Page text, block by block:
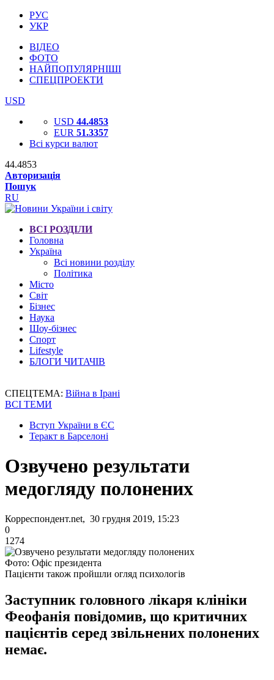
РУС
УКР
ВІДЕО
ФОТО
НАЙПОПУЛЯРНІШІ
СПЕЦПРОЕКТИ
USD
USD 44.4853
EUR 51.3357
Всі курси валют
44.4853
Авторизація
Пошук
RU
ВСІ РОЗДІЛИ
Головна
Україна
Всі новини розділу
Політика
Місто
Світ
Бізнес
Наука
Шоу-бізнес
Спорт
Lifestyle
БЛОГИ ЧИТАЧІВ
СПЕЦТЕМА: Війна в Ірані
ВСІ ТЕМИ
Вступ України в ЄС
Теракт в Барселоні
Озвучено результати
медогляду полонених
Корреспондент.net, 30 грудня 2019, 15:23
0
1274
Фото: Офіс президента
Пацієнти також пройшли огляд психологів
Заступник головного лікаря клініки
Феофанія повідомив, що критичних
пацієнтів серед звільнених полонених
немає.